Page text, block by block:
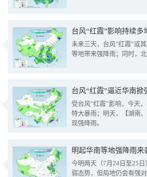
台风“红霞”影响持续
未来三天，台风“红霞”或
等地带来强降雨；同时，
台风“红霞”逼近华南
受台风“红霞”影响，今天
特大暴雨；明天，【湖南
现强降雨。
明起华南等地强降雨
今明两天（7月24日至25
弱态势，但局地仍会有强